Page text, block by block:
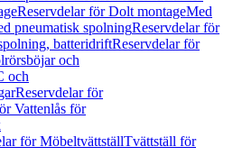
Reservdelar för Dolt montageMed
pneumatisk spolningReservdelar för
batteridriftReservdelar för
och
och
Reservdelar för
Vattenlås för
för MöbeltvättställTvättställ för